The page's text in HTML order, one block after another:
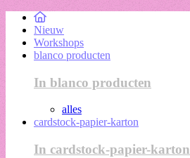
Nieuw
Workshops
blanco producten
In blanco producten
alles
cardstock-papier-karton
In cardstock-papier-karton